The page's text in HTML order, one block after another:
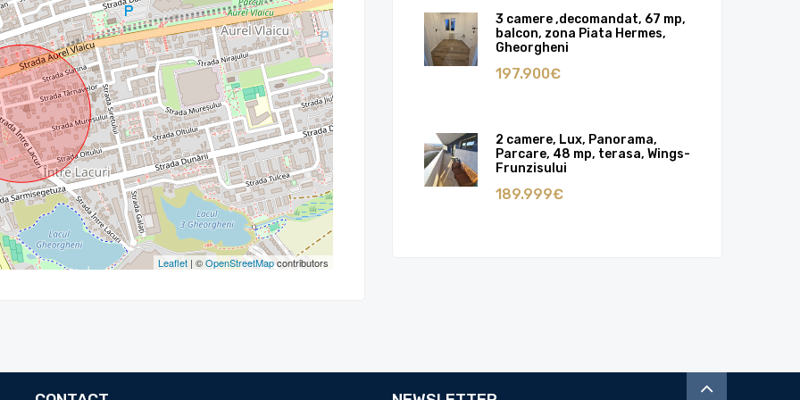
Leaflet | ©OpenStreetMapcontributors
3 camere ,decomandat, 67 mp,
balcon, zona Piata Hermes,
Gheorgheni
197.900€
2 camere, Lux, Panorama,
Parcare, 48 mp, terasa, Wings-
Frunzisului
189.999€